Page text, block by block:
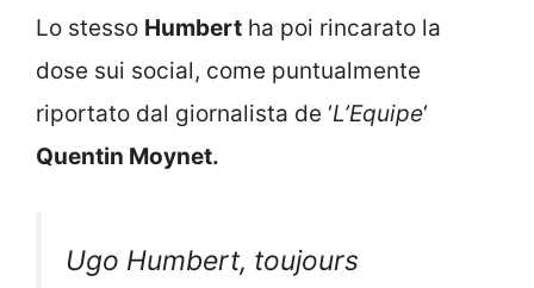
Lo stesso Humbert ha poi rincarato la
dose sui social, come puntualmente
riportato dal giornalista de ‘L’Equipe‘
Quentin Moynet.
Ugo Humbert, toujours